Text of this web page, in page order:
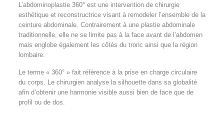
L’abdominoplastie 360° est une intervention de chirurgie
esthétique et reconstructrice visant à remodeler l’ensemble de la
ceinture abdominale. Contrairement à une plastie abdominale
traditionnelle, elle ne se limite pas à la face avant de l’abdomen
mais englobe également les côtés du tronc ainsi que la région
lombaire.
Le terme « 360° » fait référence à la prise en charge circulaire
du corps. Le chirurgien analyse la silhouette dans sa globalité
afin d’obtenir une harmonie visible aussi bien de face que de
profil ou de dos.